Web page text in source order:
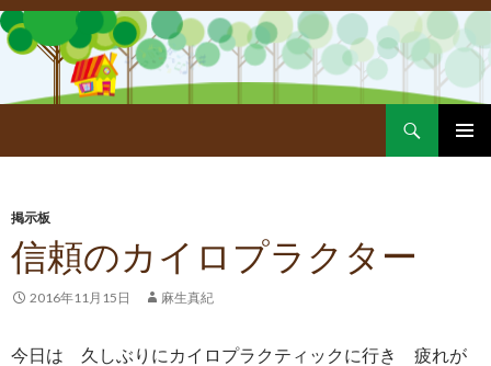
掲示板
信頼のカイロプラクター
2016年11月15日 麻生真紀
今日は 久しぶりにカイロプラクティックに行き 疲れが